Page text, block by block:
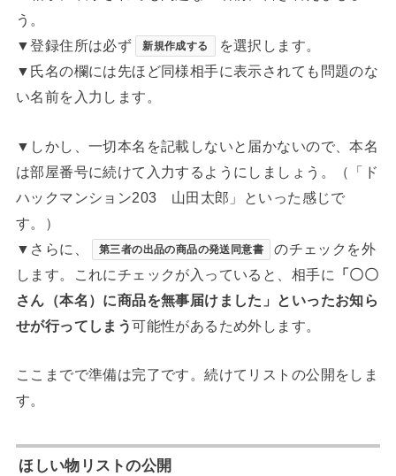
う。
▼登録住所は必ず
新規作成する
を選択します。
▼氏名の欄には先ほど同様相手に表示されても問題のな
い名前を入力します。
▼しかし、一切本名を記載しないと届かないので、本名
は部屋番号に続けて入力するようにしましょう。（「ド
ハックマンション203 山田太郎」といった感じで
す。）
▼さらに、
第三者の出品の商品の発送同意書
のチェックを外
します。これにチェックが入っていると、相手に
「〇〇
さん（本名）に商品を無事届けました」といったお知ら
せが行ってしまう可能性があるため外します。
ここまでで準備は完了です。続けてリストの公開をしま
す。
ほしい物リストの公開